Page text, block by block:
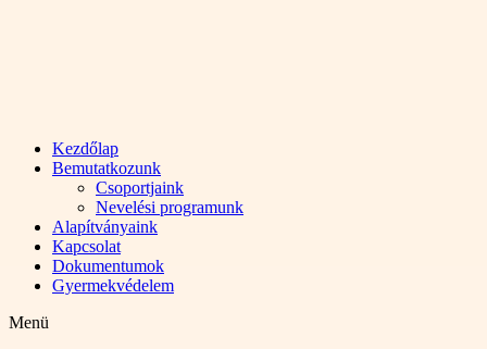
Kezdőlap
Bemutatkozunk
Csoportjaink
Nevelési programunk
Alapítványaink
Kapcsolat
Dokumentumok
Gyermekvédelem
Menü